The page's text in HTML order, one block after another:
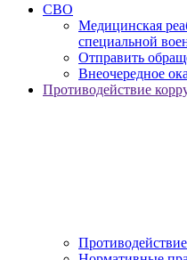
СВО
Медицинская
специальной
Отправить
Внеочередное
Противодействие